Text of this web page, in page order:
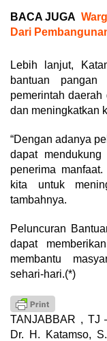
BACA JUGA
Dari
Lebih lanjut,
bantuan
pemerintah
dan meningkatkan
“Dengan adanya
dapat
penerima
kita untuk
tambahnya.
Peluncuran
dapat
membantu
sehari-hari.(*)
TANJABBAR , TJ
Dr. H. Katamso,